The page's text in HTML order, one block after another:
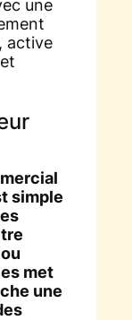
une
active
simple
met
une